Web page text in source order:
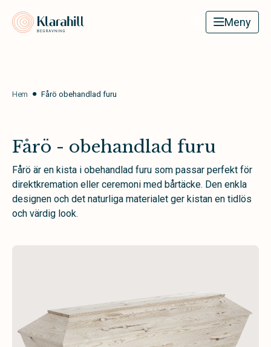
Meny
Hem Fårö obehandlad furu
Fårö - obehandlad furu
Fårö är en kista i obehandlad furu som passar perfekt för
direktkremation eller ceremoni med bårtäcke. Den enkla
designen och det naturliga materialet ger kistan en tidlös
och värdig look.